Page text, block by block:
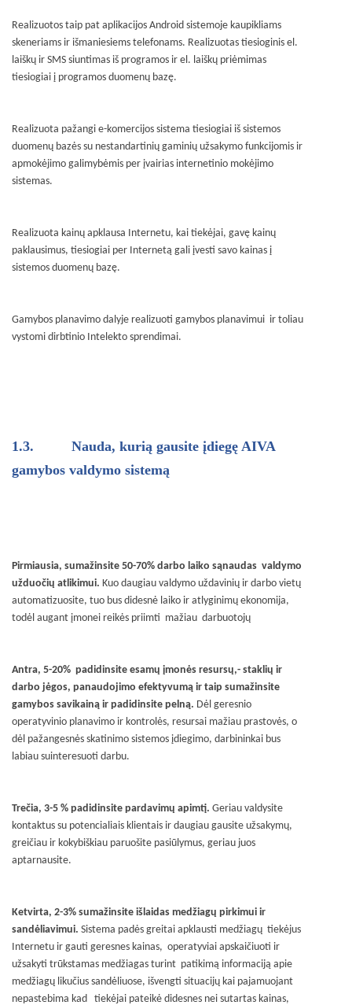
Realizuotos taip pat aplikacijos Android sistemoje kaupikliams
skeneriams ir išmaniesiems telefonams. Realizuotas tiesioginis el.
laiškų ir SMS siuntimas iš programos ir el. laiškų priėmimas
tiesiogiai į programos duomenų bazę.
Realizuota pažangi e-komercijos sistema tiesiogiai iš sistemos
duomenų bazės su nestandartinių gaminių užsakymo funkcijomis ir
apmokėjimo galimybėmis per įvairias internetinio mokėjimo
sistemas.
Realizuota kainų apklausa Internetu, kai tiekėjai, gavę kainų
paklausimus, tiesiogiai per Internetą gali įvesti savo kainas į
sistemos duomenų bazę.
Gamybos planavimo dalyje realizuoti gamybos planavimui ir toliau
vystomi dirbtinio Intelekto sprendimai.
1.3.
Nauda, kurią gausite įdiegę AIVA
gamybos valdymo sistemą
Pirmiausia, sumažinsite 50-70% darbo laiko sąnaudas valdymo
užduočių atlikimui. Kuo daugiau valdymo uždavinių ir darbo vietų
automatizuosite, tuo bus didesnė laiko ir atlyginimų ekonomija,
todėl augant įmonei reikės priimti mažiau darbuotojų
Antra, 5-20% padidinsite esamų įmonės resursų,- staklių ir
darbo jėgos, panaudojimo efektyvumą ir taip sumažinsite
gamybos savikainą ir padidinsite pelną. Dėl geresnio
operatyvinio planavimo ir kontrolės, resursai mažiau prastovės, o
dėl pažangesnės skatinimo sistemos įdiegimo, darbininkai bus
labiau suinteresuoti darbu.
Trečia, 3-5 % padidinsite pardavimų apimtį. Geriau valdysite
kontaktus su potencialiais klientais ir daugiau gausite užsakymų,
greičiau ir kokybiškiau paruošite pasiūlymus, geriau juos
aptarnausite.
Ketvirta, 2-3% sumažinsite išlaidas medžiagų pirkimui ir
sandėliavimui. Sistema padės greitai apklausti medžiagų tiekėjus
Internetu ir gauti geresnes kainas, operatyviai apskaičiuoti ir
užsakyti trūkstamas medžiagas turint patikimą informaciją apie
medžiagų likučius sandėliuose, išvengti situacijų kai pajamuojant
nepastebima kad tiekėjai pateikė didesnes nei sutartas kainas,